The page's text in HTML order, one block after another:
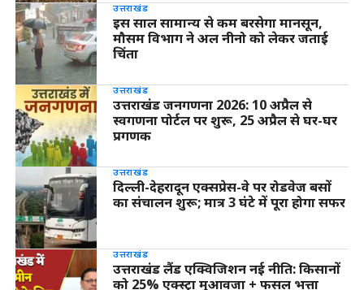
उत्तराखंड
इस साल सामान्य से कम बरसेगा मानसून,
मौसम विभाग ने अल नीनो को लेकर जताई
चिंता
उत्तराखंड
उत्तराखंड जनगणना 2026: 10 अप्रैल से
स्वगणना पोर्टल पर शुरू, 25 अप्रैल से घर-घर
प्रगणक
उत्तराखंड
दिल्ली-देहरादून एक्सप्रेस-वे पर रोडवेज बसों
का संचालन शुरू; मात्र 3 घंटे में पूरा होगा सफर
उत्तराखंड
उत्तराखंड लैंड एक्विजिशन नई नीति: किसानों
को 25% एक्स्ट्रा मुआवजा + फसल भत्ता